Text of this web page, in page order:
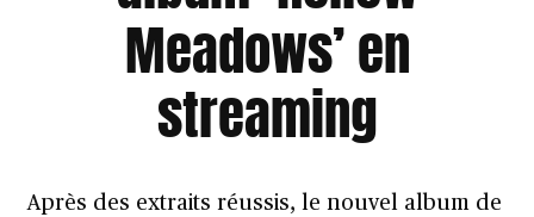
Meadows’ en
streaming
Après des extraits réussis, le nouvel album de